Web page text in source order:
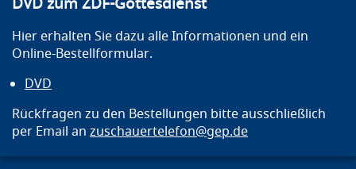
Hier erhalten Sie dazu alle Informationen und ein
Online-Bestellformular.
DVD
Rückfragen zu den Bestellungen bitte ausschließlich
per Email an zuschauertelefon@gep.de